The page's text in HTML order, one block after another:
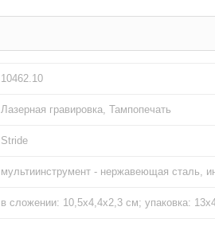
10462.10
Лазерная гравировка, Тампопечать
Stride
мультиинструмент - нержавеющая сталь,
в сложении: 10,5х4,4х2,3 см; упаковка: